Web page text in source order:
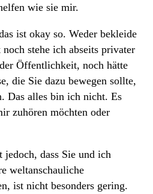
wie sie mir.
ist okay so. Weder bekleide
stehe ich abseits privater
Öffentlichkeit, noch hätte
die Sie dazu bewegen sollte,
Das alles bin ich nicht. Es
zuhören möchten oder
dass Sie und ich
weltanschauliche
ist nicht besonders gering.